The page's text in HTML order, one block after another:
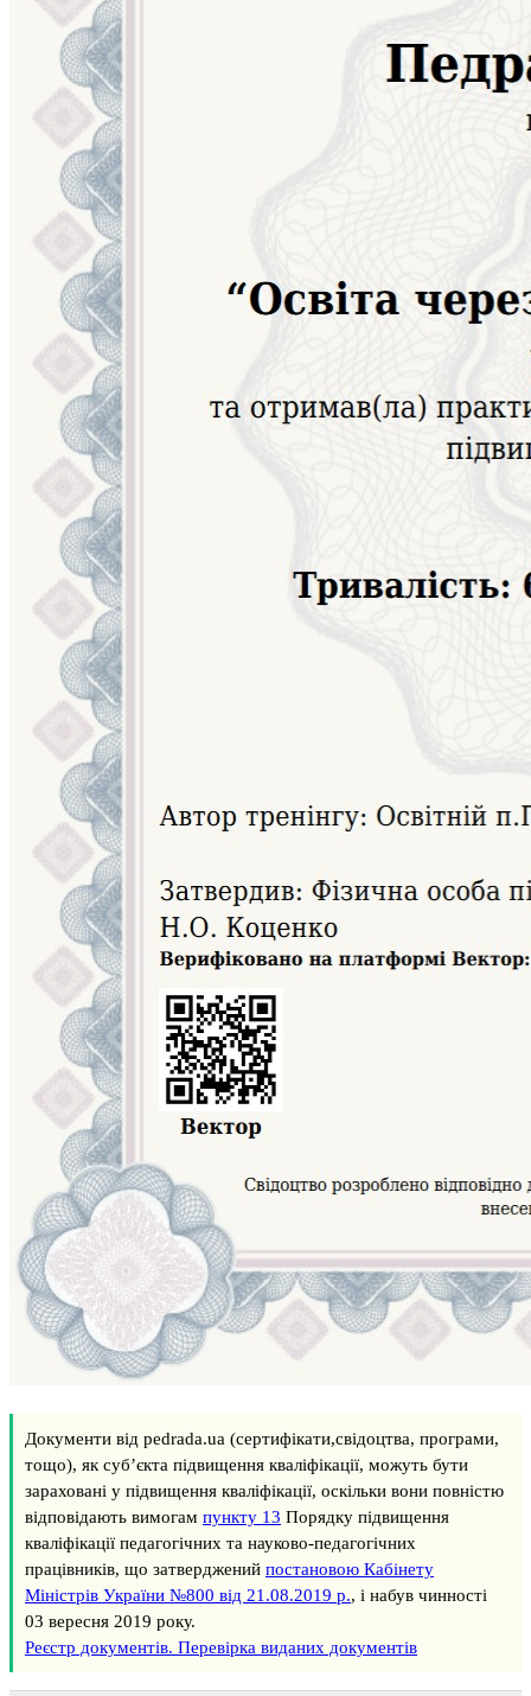
Документи від pedrada.ua (сертифікати,свідоцтва, програми,
тощо), як суб’єкта підвищення кваліфікації, можуть бути
зараховані у підвищення кваліфікації, оскільки вони повністю
відповідають вимогам пункту 13 Порядку підвищення
кваліфікації педагогічних та науково-педагогічних
працівників, що затверджений постановою Кабінету
Міністрів України №800 від 21.08.2019 р., і набув чинності
03 вересня 2019 року.
Реєстр документів. Перевірка виданих документів